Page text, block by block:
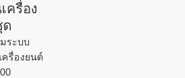
ครื่อง
ด
ระบบ
รื่องยนต์